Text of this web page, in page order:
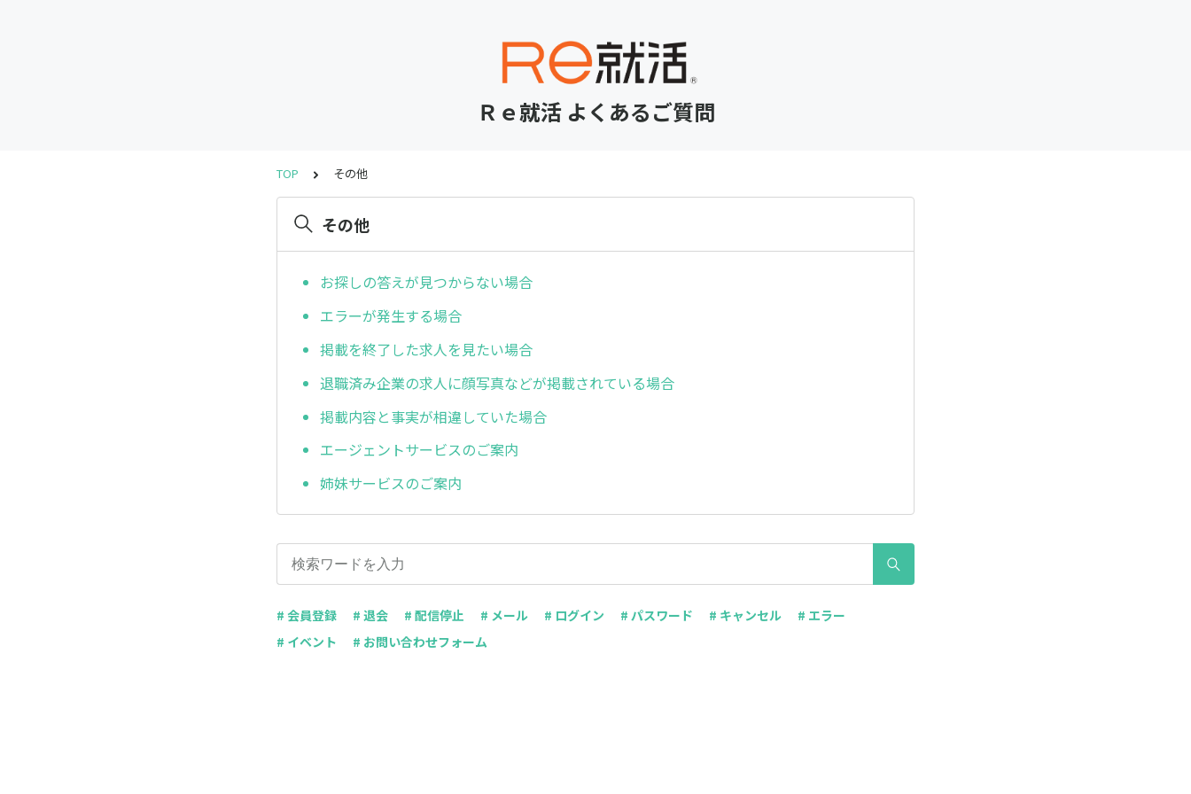
Ｒｅ就活 よくあるご質問
TOP その他
その他
お探しの答えが見つからない場合
エラーが発生する場合
掲載を終了した求人を見たい場合
退職済み企業の求人に顔写真などが掲載されている場合
掲載内容と事実が相違していた場合
エージェントサービスのご案内
姉妹サービスのご案内
# 会員登録 # 退会 # 配信停止 # メール # ログイン # パスワード # キャンセル
# エラー
# イベント
# お問い合わせフォーム